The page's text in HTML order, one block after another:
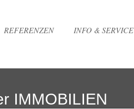
REFERENZEN INFO & SERVICE
IMMOBILIEN